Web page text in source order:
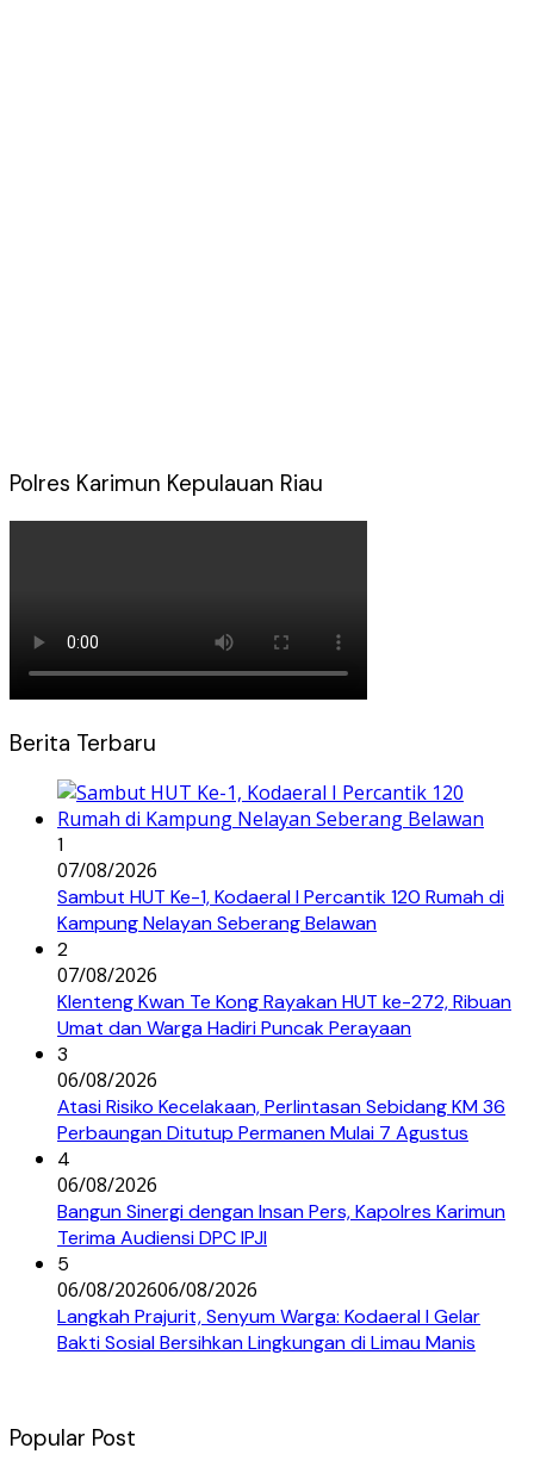
Polres Karimun Kepulauan Riau
Berita Terbaru
1
07/08/2026
Sambut HUT Ke-1, Kodaeral I Percantik 120 Rumah di
Kampung Nelayan Seberang Belawan
2
07/08/2026
Klenteng Kwan Te Kong Rayakan HUT ke-272, Ribuan
Umat dan Warga Hadiri Puncak Perayaan
3
06/08/2026
Atasi Risiko Kecelakaan, Perlintasan Sebidang KM 36
Perbaungan Ditutup Permanen Mulai 7 Agustus
4
06/08/2026
Bangun Sinergi dengan Insan Pers, Kapolres Karimun
Terima Audiensi DPC IPJI
5
06/08/202606/08/2026
Langkah Prajurit, Senyum Warga: Kodaeral I Gelar
Bakti Sosial Bersihkan Lingkungan di Limau Manis
Popular Post